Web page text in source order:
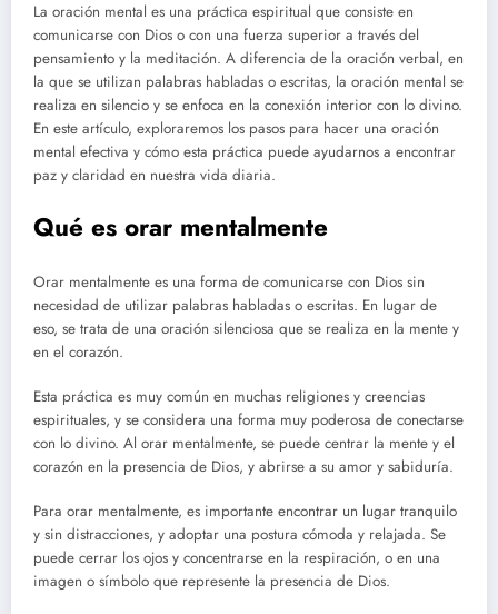
La oración mental es una práctica espiritual que consiste en
comunicarse con Dios o con una fuerza superior a través del
pensamiento y la meditación. A diferencia de la oración verbal, en
la que se utilizan palabras habladas o escritas, la oración mental se
realiza en silencio y se enfoca en la conexión interior con lo divino.
En este artículo, exploraremos los pasos para hacer una oración
mental efectiva y cómo esta práctica puede ayudarnos a encontrar
paz y claridad en nuestra vida diaria.
Qué es orar mentalmente
Orar mentalmente es una forma de comunicarse con Dios sin
necesidad de utilizar palabras habladas o escritas. En lugar de
eso, se trata de una oración silenciosa que se realiza en la mente y
en el corazón.
Esta práctica es muy común en muchas religiones y creencias
espirituales, y se considera una forma muy poderosa de conectarse
con lo divino. Al orar mentalmente, se puede centrar la mente y el
corazón en la presencia de Dios, y abrirse a su amor y sabiduría.
Para orar mentalmente, es importante encontrar un lugar tranquilo
y sin distracciones, y adoptar una postura cómoda y relajada. Se
puede cerrar los ojos y concentrarse en la respiración, o en una
imagen o símbolo que represente la presencia de Dios.